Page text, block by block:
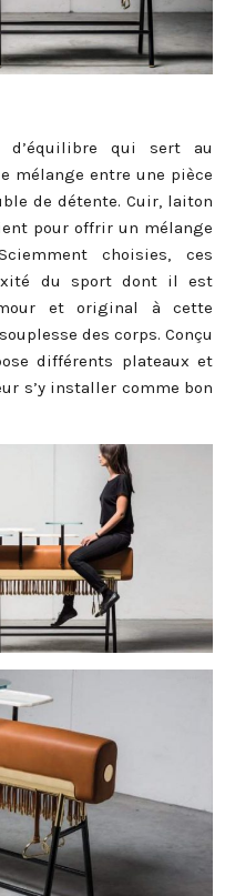
d’équilibre qui sert au
mélange entre une pièce
de détente. Cuir, laiton
pour offrir un mélange
choisies, ces
du sport dont il est
et original à cette
des corps. Conçu
différents plateaux et
s’y installer comme bon